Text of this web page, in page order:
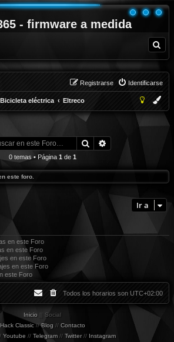
- firmware a medida
u
Identificarse
Registrarse
Bicicleta eléctrica Eltreco
Buscar
0 temas • Página 1 de 1
este foro.
Ir a
en este Foro
en este Foro
en este Foro
en este Foro
este Foro
Todos los horarios son UTC+02:00
Inicio || Social
Hack Classic//Blog // Contacto
Youtube // Telegram // Twitter// Instagram